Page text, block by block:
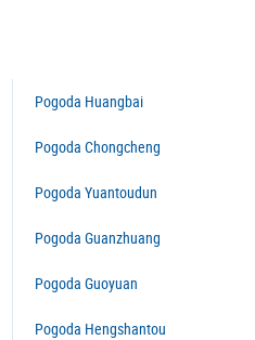
Pogoda Huangbai
Pogoda Chongcheng
Pogoda Yuantoudun
Pogoda Guanzhuang
Pogoda Guoyuan
Pogoda Hengshantou